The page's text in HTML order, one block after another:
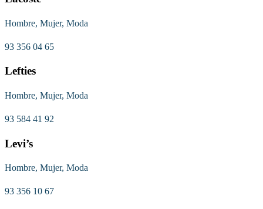
Hombre, Mujer, Moda
93 356 04 65
Lefties
Hombre, Mujer, Moda
93 584 41 92
Levi’s
Hombre, Mujer, Moda
93 356 10 67